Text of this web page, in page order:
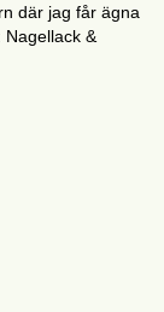
där jag får ägna
&